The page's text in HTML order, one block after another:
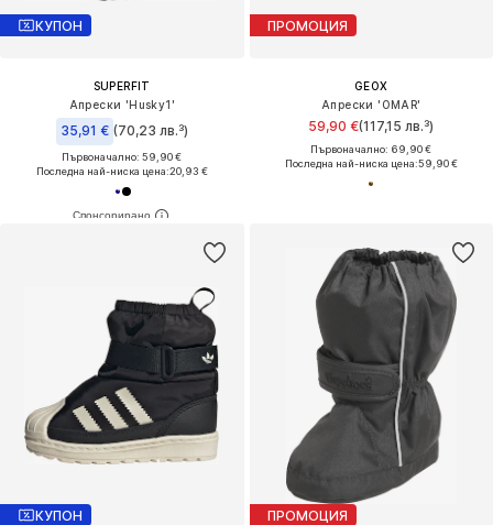
КУПОН
SUPERFIT
Апрески 'Husky1'
35,91 € (70,23 лв.³)
Първоначално: 59,90 €
Последна най-ниска цена:20,93 €
ПРОМОЦИЯ
GEOX
Апрески 'OMAR'
59,90 €(117,15 лв.³)
Първоначално: 69,90 €
Последна най-ниска цена:59,90 €
КУПОН ПРОМОЦИЯ